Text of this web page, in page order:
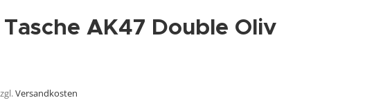
Tasche AK47 Double Oliv
Versandkosten